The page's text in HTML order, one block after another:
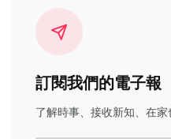
訂閱我們的電子報
了解時事、接收新知、在家